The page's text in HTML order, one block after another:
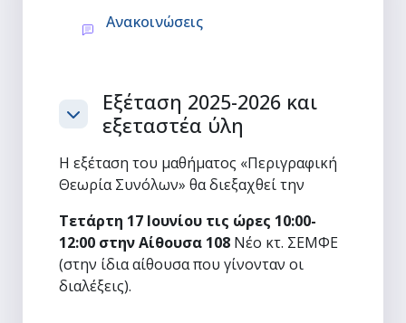
Ανακοινώσεις
Σύμπτυξη
Εξέταση 2025-2026 και
εξεταστέα ύλη
Η εξέταση του μαθήματος «Περιγραφική
Θεωρία Συνόλων» θα διεξαχθεί την
Τετάρτη 17 Ιουνίου τις ώρες 10:00-
12:00 στην Αίθουσα 108 Νέο κτ. ΣΕΜΦΕ
(στην ίδια αίθουσα που γίνονταν οι
διαλέξεις).